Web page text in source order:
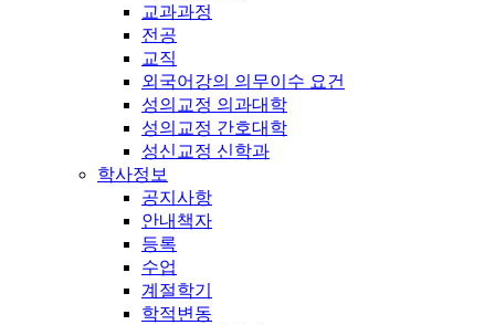
교과과정
전공
교직
외국어강의 의무이수 요건
성의교정 의과대학
성의교정 간호대학
성신교정 신학과
학사정보
공지사항
안내책자
등록
수업
계절학기
학적변동